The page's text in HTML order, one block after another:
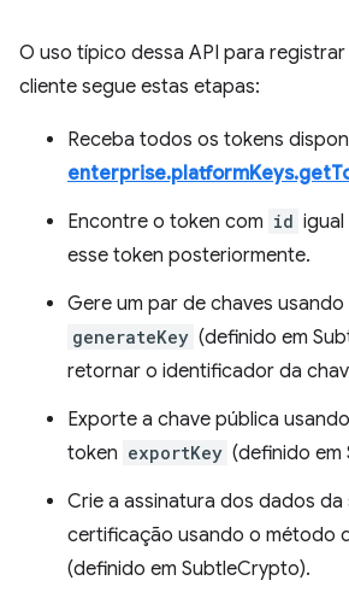
O uso típico dessa API para
cliente segue estas etapas:
Receba todos os tokens
Encontre o token com id igual
esse token posteriormente.
Gere um par de chaves
generateKey (definido em
retornar o identificador da
Exporte a chave pública
token exportKey (definido em
Crie a assinatura dos dados
certificação usando o método
(definido em SubtleCrypto).